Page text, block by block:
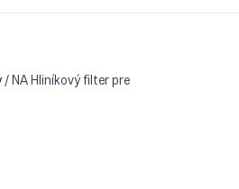
/ NA Hliníkový filter pre